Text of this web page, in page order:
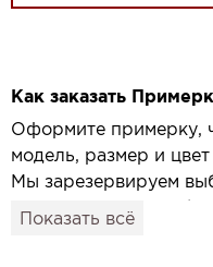
Как заказать
Оформите примерку,
модель, размер и
Мы зарезервируем
привезём его в
Показать всё